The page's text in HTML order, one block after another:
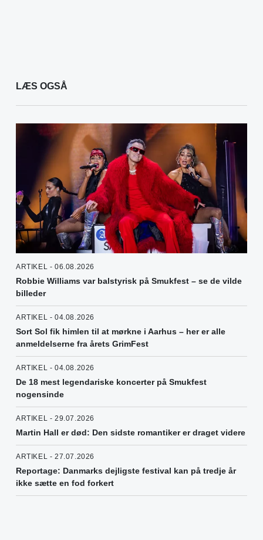
LÆS OGSÅ
ARTIKEL - 06.08.2026
Robbie Williams var balstyrisk på Smukfest – se de vilde
billeder
ARTIKEL - 04.08.2026
Sort Sol fik himlen til at mørkne i Aarhus – her er alle
anmeldelserne fra årets GrimFest
ARTIKEL - 04.08.2026
De 18 mest legendariske koncerter på Smukfest
nogensinde
ARTIKEL - 29.07.2026
Martin Hall er død: Den sidste romantiker er draget videre
ARTIKEL - 27.07.2026
Reportage: Danmarks dejligste festival kan på tredje år
ikke sætte en fod forkert